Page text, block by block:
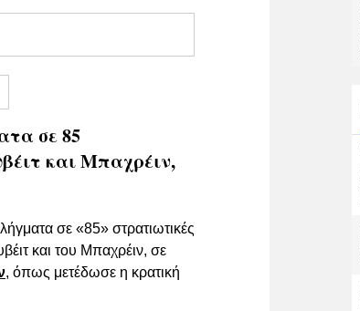
σε 85
και Μπαχρέιν,
σε «85» στρατιωτικές
και του Μπαχρέιν, σε
, όπως μετέδωσε η κρατική